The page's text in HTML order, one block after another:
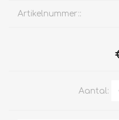
Artikelnummer::
Aantal: